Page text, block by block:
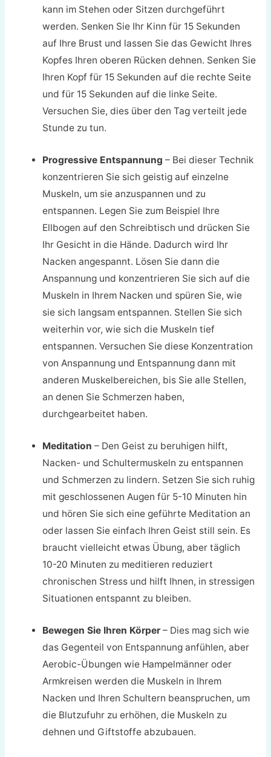
kann im Stehen oder Sitzen durchgeführt
werden. Senken Sie Ihr Kinn für 15 Sekunden
auf Ihre Brust und lassen Sie das Gewicht Ihres
Kopfes Ihren oberen Rücken dehnen. Senken Sie
Ihren Kopf für 15 Sekunden auf die rechte Seite
und für 15 Sekunden auf die linke Seite.
Versuchen Sie, dies über den Tag verteilt jede
Stunde zu tun.
Progressive Entspannung – Bei dieser Technik
konzentrieren Sie sich geistig auf einzelne
Muskeln, um sie anzuspannen und zu
entspannen. Legen Sie zum Beispiel Ihre
Ellbogen auf den Schreibtisch und drücken Sie
Ihr Gesicht in die Hände. Dadurch wird Ihr
Nacken angespannt. Lösen Sie dann die
Anspannung und konzentrieren Sie sich auf die
Muskeln in Ihrem Nacken und spüren Sie, wie
sie sich langsam entspannen. Stellen Sie sich
weiterhin vor, wie sich die Muskeln tief
entspannen. Versuchen Sie diese Konzentration
von Anspannung und Entspannung dann mit
anderen Muskelbereichen, bis Sie alle Stellen,
an denen Sie Schmerzen haben,
durchgearbeitet haben.
Meditation – Den Geist zu beruhigen hilft,
Nacken- und Schultermuskeln zu entspannen
und Schmerzen zu lindern. Setzen Sie sich ruhig
mit geschlossenen Augen für 5-10 Minuten hin
und hören Sie sich eine geführte Meditation an
oder lassen Sie einfach Ihren Geist still sein. Es
braucht vielleicht etwas Übung, aber täglich
10-20 Minuten zu meditieren reduziert
chronischen Stress und hilft Ihnen, in stressigen
Situationen entspannt zu bleiben.
Bewegen Sie Ihren Körper – Dies mag sich wie
das Gegenteil von Entspannung anfühlen, aber
Aerobic-Übungen wie Hampelmänner oder
Armkreisen werden die Muskeln in Ihrem
Nacken und Ihren Schultern beanspruchen, um
die Blutzufuhr zu erhöhen, die Muskeln zu
dehnen und Giftstoffe abzubauen.